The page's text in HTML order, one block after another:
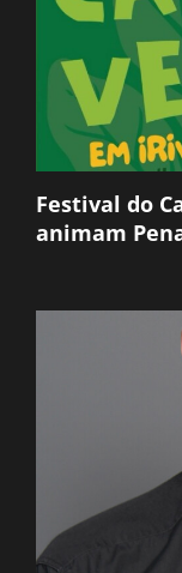
Festival do
animam